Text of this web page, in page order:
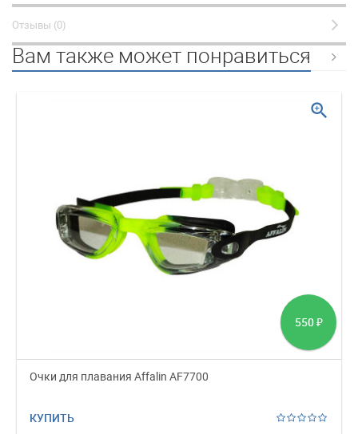
Отзывы (0)
Вам также может понравиться
550 ₽
Очки для плавания Affalin AF7700
КУПИТЬ
zoom_in